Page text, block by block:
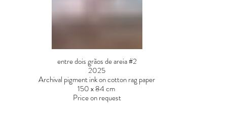
entre dois grãos de areia #2
2025
Archival pigment ink on cotton rag paper
150 x 84 cm
Price on request